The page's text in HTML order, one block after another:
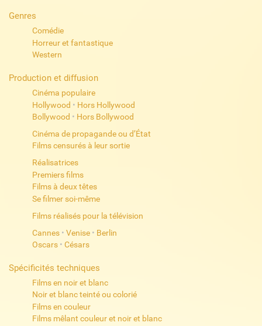
Genres
Comédie
Horreur et fantastique
Western
Production et diffusion
Cinéma populaire
Hollywood • Hors Hollywood
Bollywood • Hors Bollywood
Cinéma de propagande ou d’État
Films censurés à leur sortie
Réalisatrices
Premiers films
Films à deux têtes
Se filmer soi-même
Films réalisés pour la télévision
Cannes • Venise • Berlin
Oscars • Césars
Spécificités techniques
Films en noir et blanc
Noir et blanc teinté ou colorié
Films en couleur
Films mêlant couleur et noir et blanc